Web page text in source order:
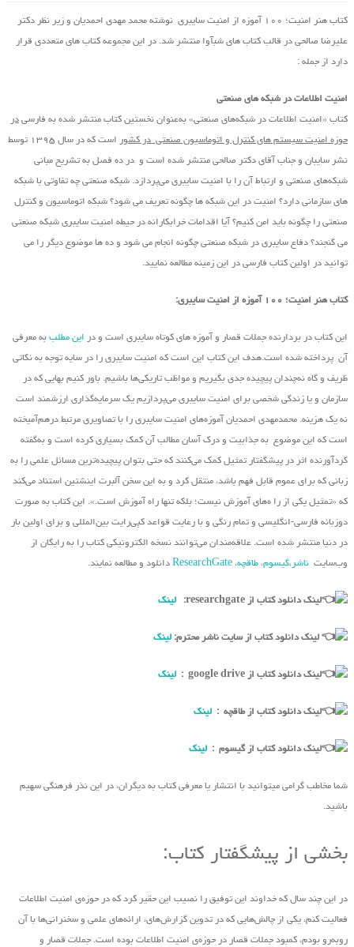
کتاب هنر امنیت؛ ۱۰۰ آموزه از امنیت سایبری نوشته محمد مهدی احمدیان و زیر نظر دکتر
علیرضا صالحی در قالب کتاب های شبآوا منتشر شد. در این مجموعه کتاب های متعددی قرار
دارد از جمله :
امنیت اطلاعات در شبکه های صنعتی
کتاب «امنیت اطلاعات در شبکه‌های صنعتی» به‌عنوان نخستین کتاب منتشر شده به فارسی در
حوزه امنیت سیستم های کنترل و اتوماسیون صنعتی در کشور
است که در سال ۱۳۹۵ توسط
نشر سایبان و جناب آقای دکتر صالحی منتشر شده است و در ده فصل به تشریح مبانی
شبکه‌های صنعتی و ارتباط آن را با امنیت سایبری می‌پردازد. شبکه صنعتی چه تفاوتی با شبکه
های سازمانی دارد؟ امنیت در این شبکه ها چگونه تعریف می شود؟ شبکه اتوماسیون و کنترل
صنعتی را چگونه باید امن کنیم؟ آیا اقدامات خرابکارانه در حیطه امنیت سایبری شبکه صنعتی
می گنجند؟ دفاع سایبری در شبکه صنعتی چگونه انجام می شود و ده ها موضوع دیگر را می
توانید در اولین کتاب فارسی در این زمینه مطالعه نمایید.
کتاب هنر امنیت؛ ۱۰۰ آموزه از امنیت سایبری:
این کتاب در بردارنده جملات قصار و آموزه های کوتاه سایبری است و در این مطلب به معرفی
آن پرداخته شده است.هدف این کتاب این است که امنیت سایبری را در سایه توجه به نکاتی
ظریف و گاه نه‌چندان پیچیده جدی بگیریم و مواظب تاریکی‌ها باشیم. باور کنیم بهایی که در
سازمان و یا زندگی شخصی برای امنیت سایبری می‌پردازیم یک سرمایه‌گذاری ارزشمند است
نه یک هزینه. محمدمهدی احمدیان آموزه‌های امنیت سایبری را با تصاویری مرتبط درهم‌آمیخته
است که این موضوع به جذابیت و درک آسان مطالب آن کمک بسیاری کرده است و به‌گفته
گردآورنده اثر در پیشگفتار تمثیل کمک می‌کنند که حتی بتوان پیچیده‌ترین مسائل علمی را به
زبانی که برای عموم قابل فهم باشد، منتقل کرد و به این سخن آلبرت اینشتین استناد می‌کند
که «تمثیل یکی از را ه‌های آموزش نیست؛ بلکه تنها راه آموزش است.». این کتاب به صورت
دوزبانه فارسی-انگلیسی و تمام رنگی و با رعایت قواعد کپی‌رایت بین‌المللی و برای اولین بار
در دنیا منتشر شده است. علاقه‌مندان می‌توانند نسخه الکترونیکی کتاب را به رایگان از
وب‌سایت ناشر،گیسوم، طاقچه، ResearchGate دانلود و مطالعه نمایند.
لینک دانلود کتاب از researchgate: لینک
لینک دانلود کتاب از سایت ناشر محترم: لینک
لینک دانلود کتاب از google drive : لینک
لینک دانلود کتاب از طاقچه : لینک
لینک دانلود کتاب از گیسوم : لینک
شما مخاطب گرامی میتوانید با انتشار یا معرفی کتاب به دیگران، در این نذر فرهنگی سهیم
باشید.
بخشی از پیشگفتار کتاب:
در این چند سال که خداوند این توفیق را نصیب این حقیر کرد که در حوزه‌ی امنیت اطلاعات
فعالیت کنم، یکی از چالش‌هایی که در تدوین گزارش‌های، ارائه‌های علمی و سخنرانی‌ها با آن
روبه‌رو بودم، کمبود جملات قصار در حوزه‌ی امنیت اطلاعات بوده است. جملات قصار و